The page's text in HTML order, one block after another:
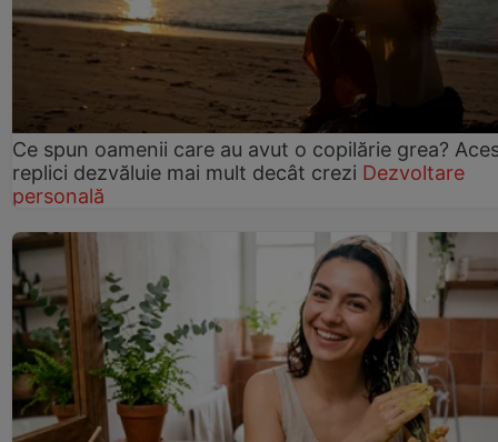
Ce spun oamenii care au avut o copilărie grea?
replici dezvăluie mai mult decât crezi Dezvoltare
personală